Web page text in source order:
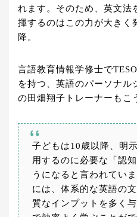
れます。そのため、英文法
揮するのはこの力が大きく
降。
言語教育情報学修士で
を持つ、英語のパーソナ
の田畑翔子トレーナーもこ
子どもは10歳以降、明
用するのに必要な「認
うになると言われてい
には、体系的な英語の
質なインプットを多く